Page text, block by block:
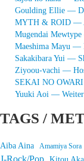
Goulding Ellie —
MYTH & ROID —
Mugendai
Maeshima Mayu —
Sakakibara Yui —
Ziyoou-vachi —
SEKAI NO
Yuuki Aoi —
TAGS /
Aiba Aina Amamiya Sora
J-Rock/Pop Kitou